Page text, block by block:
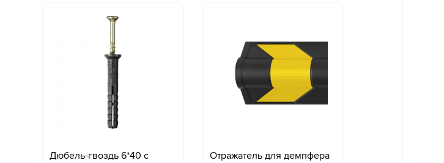
Дюбель-гвоздь 6*40 с
Отражатель для демпфера